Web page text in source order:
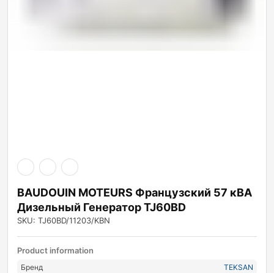
BAUDOUIN MOTEURS Французский 57 кВА
Дизельный Генератор TJ60BD
SKU: TJ60BD/11203/KBN
Product information
Бренд
TEKSAN